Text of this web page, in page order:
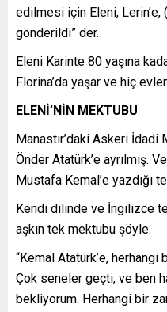
edilmesi için Eleni, Lerin’e,
gönderildi” der.
Eleni Karinte 80 yaşına
Florina’da yaşar ve hiç
ELENİ’NİN MEKTUBU
Manastır’daki Askeri İdadi
Önder Atatürk’e ayrılmış.
Mustafa Kemal’e yazdığı
Kendi dilinde ve İngilizce
aşkın tek mektubu şöyle:
“Kemal Atatürk’e,
Çok seneler geçti, ve ben
bekliyorum. Herhangi bir